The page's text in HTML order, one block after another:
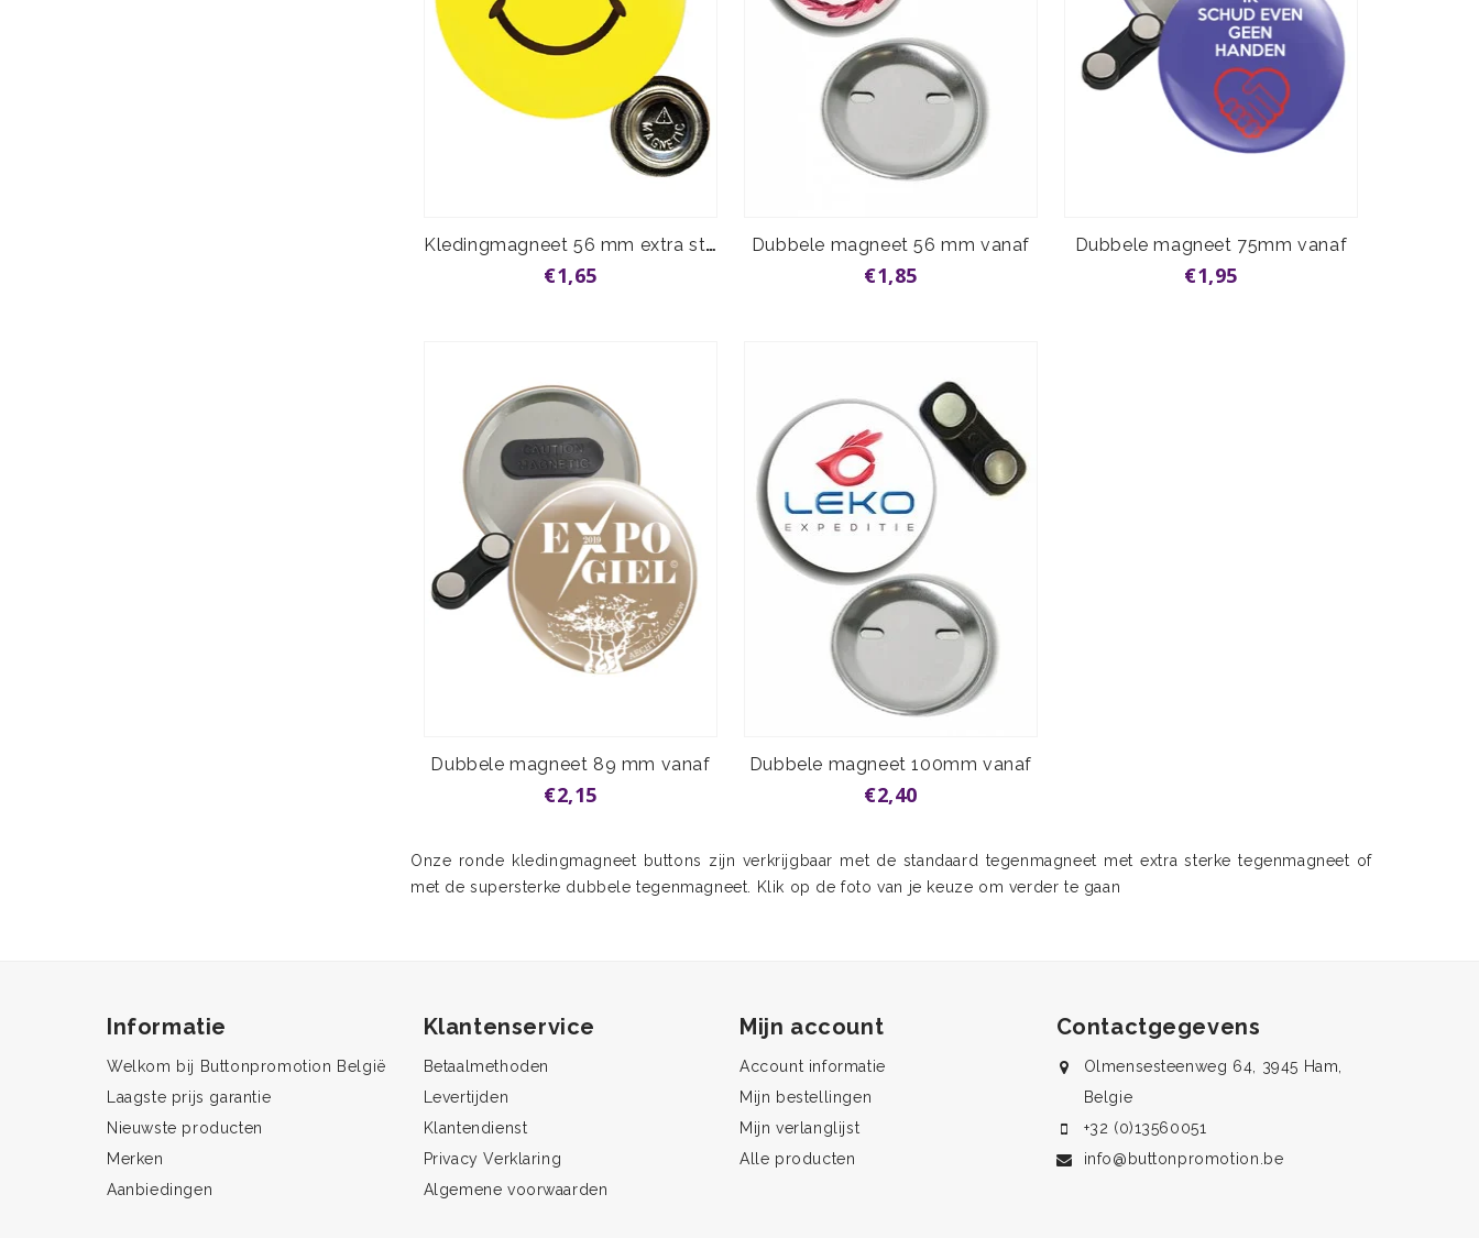
Kledingmagneet 56 mm extra sterk
€1,65
Dubbele magneet 56 mm vanaf
€1,85
Dubbele magneet 75mm vanaf
€1,95
Dubbele magneet 89 mm vanaf
€2,15
Dubbele magneet 100mm vanaf
€2,40
Onze ronde kledingmagneet buttons zijn verkrijgbaar met de standaard tegenmagneet met extra sterke tegenmagneet of
met de supersterke dubbele tegenmagneet. Klik op de foto van je keuze om verder te gaan
Informatie
Welkom bij Buttonpromotion België
Laagste prijs garantie
Nieuwste producten
Merken
Aanbiedingen
Klantenservice
Betaalmethoden
Levertijden
Klantendienst
Privacy Verklaring
Algemene voorwaarden
Mijn account
Account informatie
Mijn bestellingen
Mijn verlanglijst
Alle producten
Contactgegevens
Olmensesteenweg 64, 3945 Ham,
Belgie
+32 (0)13560051
info@buttonpromotion.be